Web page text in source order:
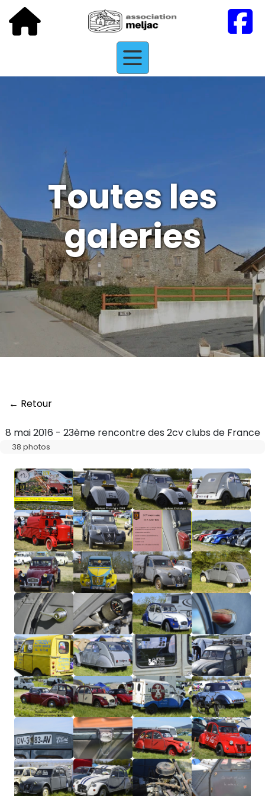
Toutes les
galeries
← Retour
8 mai 2016 - 23ème rencontre des 2cv clubs de France
38 photos